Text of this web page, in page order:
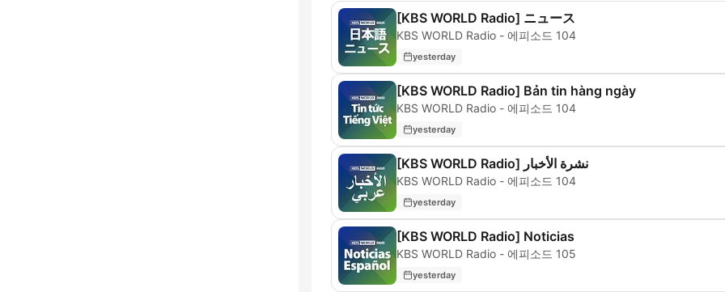
[KBS WORLD Radio] ニュース
KBS WORLD Radio - 에피소드 104
yesterday
[KBS WORLD Radio] Bản tin hàng ngày
KBS WORLD Radio - 에피소드 104
yesterday
[KBS WORLD Radio] نشرة الأخبار
KBS WORLD Radio - 에피소드 104
yesterday
[KBS WORLD Radio] Noticias
KBS WORLD Radio - 에피소드 105
yesterday